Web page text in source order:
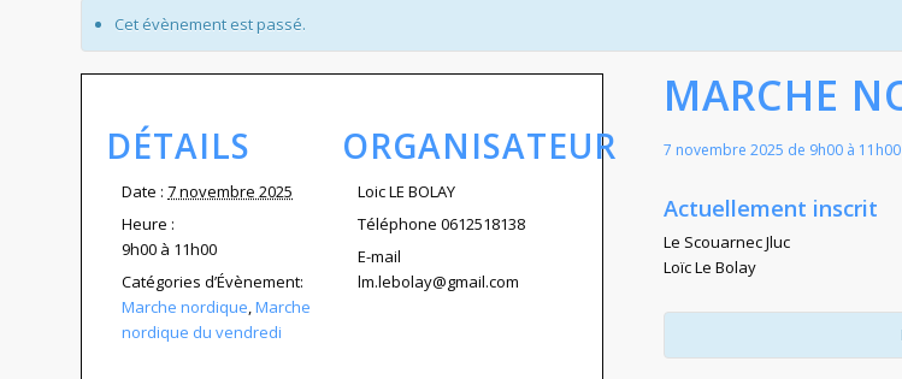
Cet évènement est passé.
MARCHE
7 novembre 2025 de 9h00 à 11h00
Actuellement inscrit
Le Scouarnec Jluc
Loïc Le Bolay
DÉTAILS
Date : 7 novembre 2025
Heure :
9h00 à 11h00
Catégories d’Évènement:
Marche nordique,Marche
nordique du vendredi
ORGANISATEUR
Loic LE BOLAY
Téléphone 0612518138
E-mail
lm.lebolay@gmail.com